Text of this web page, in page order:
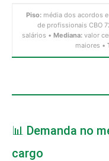
Piso: média dos acordos
de profissionais CBO
salários • Mediana: valor
maiores •
📊 Demanda no
cargo